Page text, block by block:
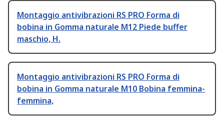
Montaggio antivibrazioni RS PRO Forma di
bobina in Gomma naturale M12 Piede buffer
maschio, H.
Montaggio antivibrazioni RS PRO Forma di
bobina in Gomma naturale M10 Bobina femmina-
femmina,